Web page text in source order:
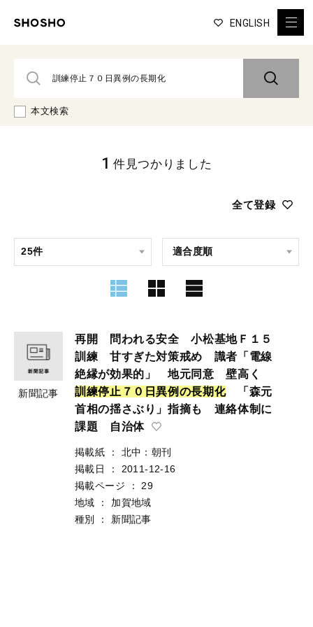
ENGLISH
本文検索
全て登録
1 件見つかりました
新聞記事
再開 問われる安全 小松基地Ｆ１５
訓練 甘すぎた対策戒め 識者「電線
絶縁が効果的」 地元同意 壁高く
訓 練停 止 ７ ０ 日異例 の長期化「森元
首相の揺さぶり」指摘も 連絡体制に
課題 自治体
掲載紙 ：
北中：朝刊
掲載日
：
2011-12-16
掲載ページ
：
29
地域
：
加賀地域
種別
： 新聞記事